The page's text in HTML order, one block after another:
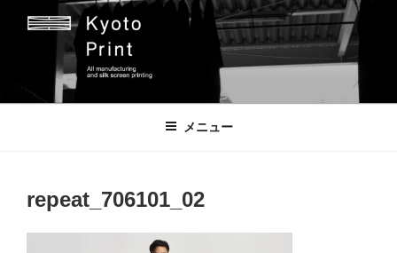
京都プリント
京都市のオリジナルプリント会社
メニュー
repeat_706101_02